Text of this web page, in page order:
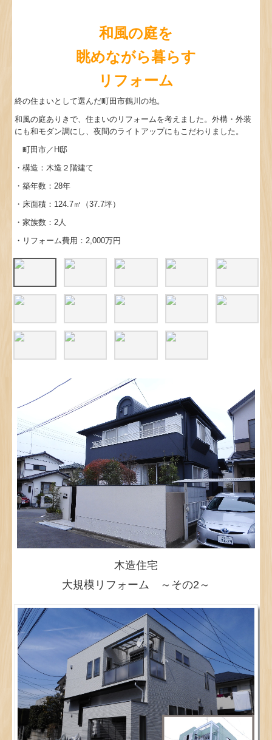
和風の庭を
眺めながら暮らす
リフォーム
終の住まいとして選んだ町田市鶴川の地。
和風の庭ありきで、住まいのリフォームを考えました。外構・外装
にも和モダン調にし、夜間のライトアップにもこだわりました。
町田市／H邸
・構造：木造２階建て
・築年数：28年
・床面積：124.7㎡（37.7坪）
・家族数：2人
・リフォーム費用：2,000万円
木造住宅
大規模リフォーム ～その2～